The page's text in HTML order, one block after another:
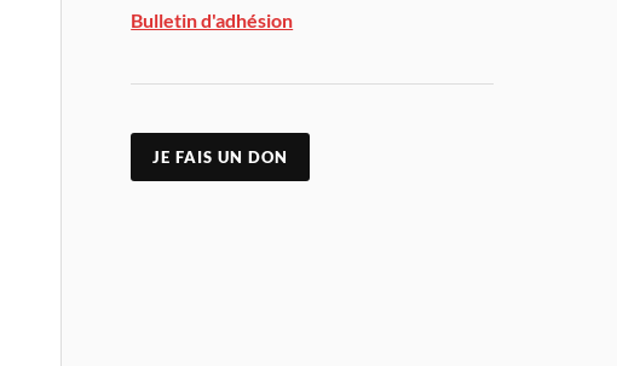
Bulletin d'adhésion
JE FAIS UN DON